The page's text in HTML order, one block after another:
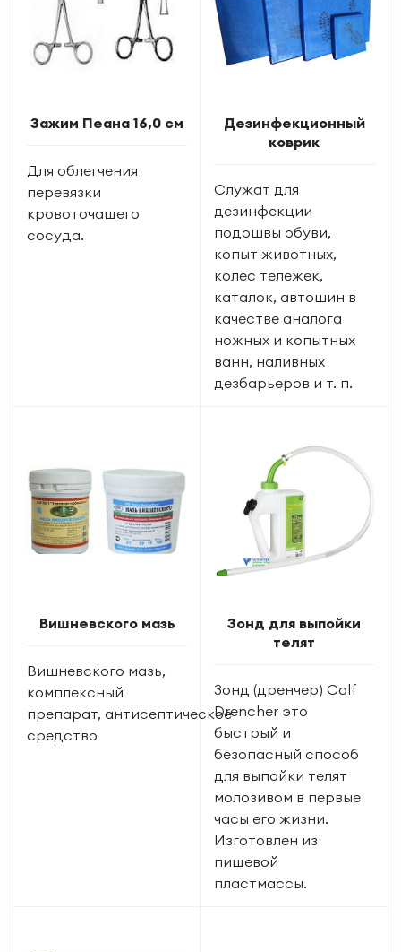
Зажим Пеана 16,0 см
Для облегчения
перевязки
кровоточащего
сосуда.
Дезинфекционный
коврик
Служат для
дезинфекции
подошвы обуви,
копыт животных,
колес тележек,
каталок, автошин в
качестве аналога
ножных и копытных
ванн, наливных
дезбарьеров и т. п.
Вишневского мазь
Вишневского мазь,
комплексный
препарат, антисептическое
средство
Зонд для выпойки
телят
Зонд (дренчер) Calf
Drencher это
быстрый и
безопасный способ
для выпойки телят
молозивом в первые
часы его жизни.
Изготовлен из
пищевой
пластмассы.